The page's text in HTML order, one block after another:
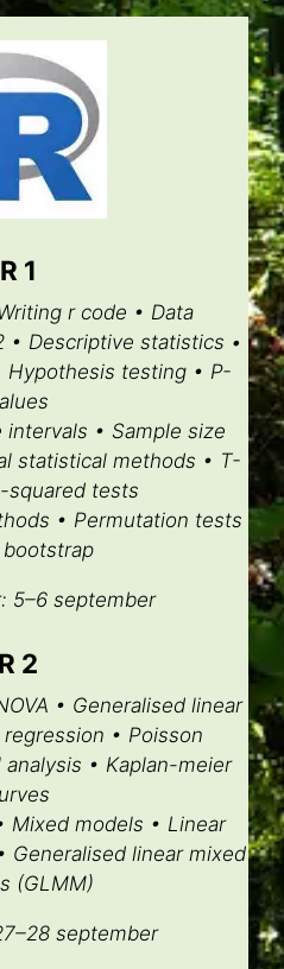
R 1
r code • Data
• Descriptive statistics •
Hypothesis testing • P-
• Sample size
statistical methods • T-
squared tests
• Permutation tests
bootstrap
5–6 september
R 2
• Generalised linear
• Poisson
• Kaplan-meier
Mixed models • Linear
Generalised linear mixed
(GLMM)
september